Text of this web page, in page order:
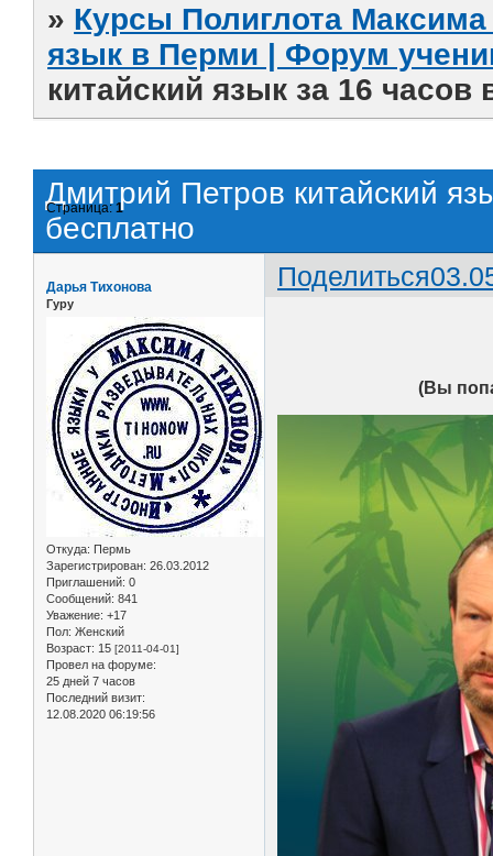
» Курсы Полиглота
язык в Перми | Форум
китайский язык за 16 часов
Дмитрий Петров китайский
бесплатно
Страница:1
Поделиться
Дарья Тихонова
Гуру
Откуда: Пермь
Зарегистрирован: 26.03.2012
Приглашений: 0
Сообщений: 841
Уважение: +17
Пол: Женский
Возраст: 15 [2011-04-01]
Провел на форуме:
25 дней 7 часов
Последний визит:
12.08.2020 06:19:56
(Вы